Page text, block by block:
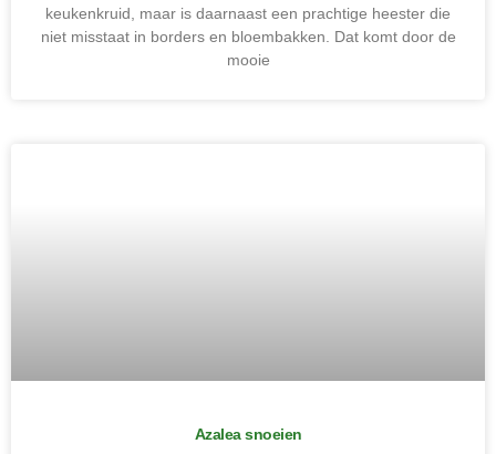
keukenkruid, maar is daarnaast een prachtige heester die
niet misstaat in borders en bloembakken. Dat komt door de
mooie
Azalea snoeien